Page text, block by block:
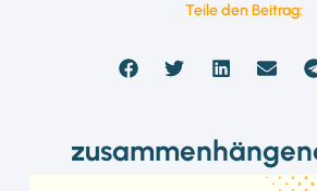
Teile den Beitrag: